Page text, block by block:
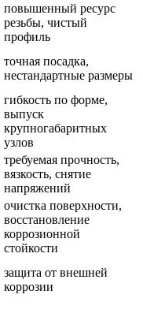
повышенный ресурс
резьбы, чистый
профиль
точная посадка,
нестандартные размеры
гибкость по форме,
выпуск
крупногабаритных
узлов
требуемая прочность,
вязкость, снятие
напряжений
очистка поверхности,
восстановление
коррозионной
стойкости
защита от внешней
коррозии